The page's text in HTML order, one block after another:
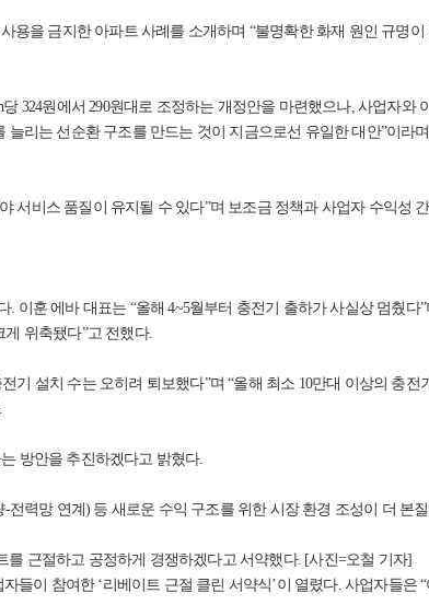
을 금지한 아파트 사례를 소개하며 “불명확한 화재 원인 규명
324원에서 290원대로 조정하는 개정안을 마련했으나, 사업자와
리는 선순환 구조를 만드는 것이 지금으로선 유일한 대안”이라
서비스 품질이 유지될 수 있다”며 보조금 정책과 사업자 수익성
훈 에바 대표는 “올해 4~5월부터 충전기 출하가 사실상 멈췄다
위축됐다”고 전했다.
기 설치 수는 오히려 퇴보했다”며 “올해 최소 10만대 이상의 충
방안을 추진하겠다고 밝혔다.
력망 연계) 등 새로운 수익 구조를 위한 시장 환경 조성이 더 본
근절하고 공정하게 경쟁하겠다고 서약했다. [사진=오철 기자]
들이 참여한 ‘리베이트 근절 클린 서약식’이 열렸다. 사업자들은